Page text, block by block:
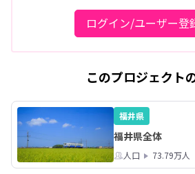
ログイン/ユーザー登
このプロジェクト
福井県
福井県全体
人口 73.79万人